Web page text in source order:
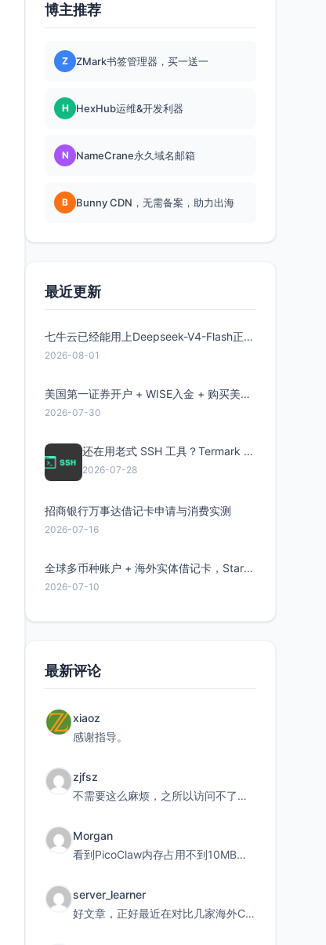
博主推荐
Z ZMark书签管理器，买一送一
H HexHub运维&开发利器
N NameCrane永久域名邮箱
B Bunny CDN，无需备案，助力出海
最近更新
七牛云已经能用上Deepseek-V4-Flash正式版了，点此领取300万Token
2026-08-01
美国第一证券开户 + WISE入金 + 购买美股全流程分享
2026-07-30
还在用老式 SSH 工具？Termark 新一代跨平台智能SSH客户端了解一下
2026-07-28
招商银行万事达借记卡申请与消费实测
2026-07-16
全球多币种账户 + 海外实体借记卡，Starryblu开户教程与注意事项
2026-07-10
最新评论
xiaoz
感谢指导。
zjfsz
不需要这么麻烦，之所以访问不了，是由于非对称路由的问题，在爱快主路由添加一条静态路由192.168.
Morgan
看到PicoClaw内存占用不到10MB这个数据真的很惊喜，确实很适合我这种想用旧设备折腾AI的小白
server_learner
好文章，正好最近在对比几家海外CDN。文中提到CF免费版不支持自定义回源端口和HOST这个痛点太真实